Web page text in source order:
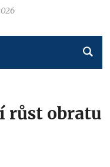
růst obratu